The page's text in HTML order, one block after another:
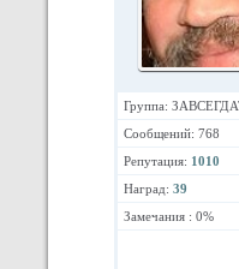
Группа:
Сообщений: 768
Репутация: 1010
Наград: 39
Замечания : 0%